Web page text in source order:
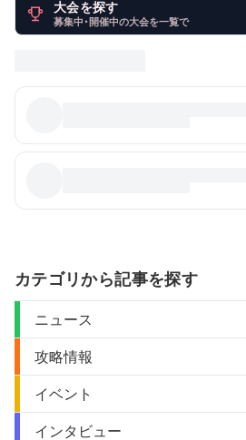
大会を探す
募集中・開催中の大会を一覧で
カテゴリから記事を探す
ニュース
攻略情報
イベント
インタビュー